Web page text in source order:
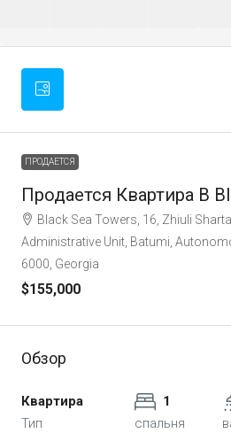
ПРОДАЕТСЯ
Продается Квартира В
Black Sea Towers, 16, Zhiuli
Administrative Unit, Batumi,
6000, Georgia
$155,000
Обзор
Квартира
Тип
1
спальня